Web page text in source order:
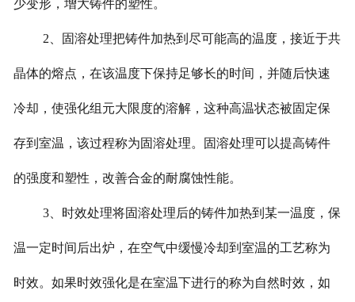
少变形，增大铸件的塑性。
2 、固溶处理把铸件加热到尽可能高的温度，接近于共
晶体的熔点，在该温度下保持足够长的时间，并随后快速
冷却，使强化组元大限度的溶解，这种高温状态被固定保
存到室温，该过程称为固溶处理。固溶处理可以提高铸件
的强度和塑性，改善合金的耐腐蚀性能。
3、时效处理将固溶处理后的铸件加热到某一温度，保
温一定时间后出炉，在空气中缓慢冷却到室温的工艺称为
时效。如果时效强化是在室温下进行的称为自然时效，如